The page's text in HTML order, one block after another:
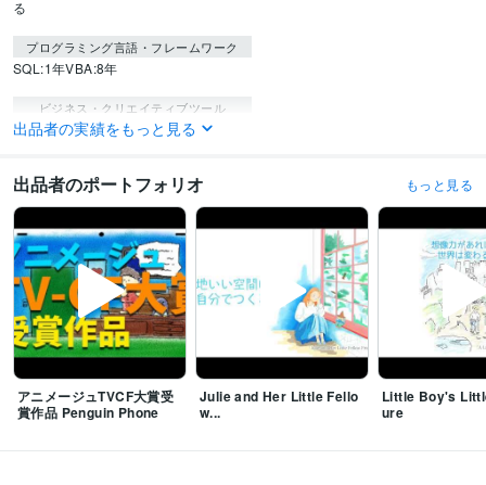
る
プログラミング言語・フレームワーク
SQL:1年VBA:8年
ビジネス・クリエイティブツール
Access:10年Excel:20年Keynote:20年
Adobe InDesign:20年
Adobe After Effects:5年Logic Pro:15年
Vtube Studio:3年
nizima LIVE:3年
得意分野
動画編集・映像制作 アニメーション制作
アニメーション CM PV
イラスト作成・漫画制作 イラスト制作
イラスト マンガ デザイン
出品者の実績をもっと見る
出品者のポートフォリオ もっと見る
アニメージュTVCF大賞受
賞作品 Penguin Phone
Julie and Her Little Fello
w...
Little Boy's
ure